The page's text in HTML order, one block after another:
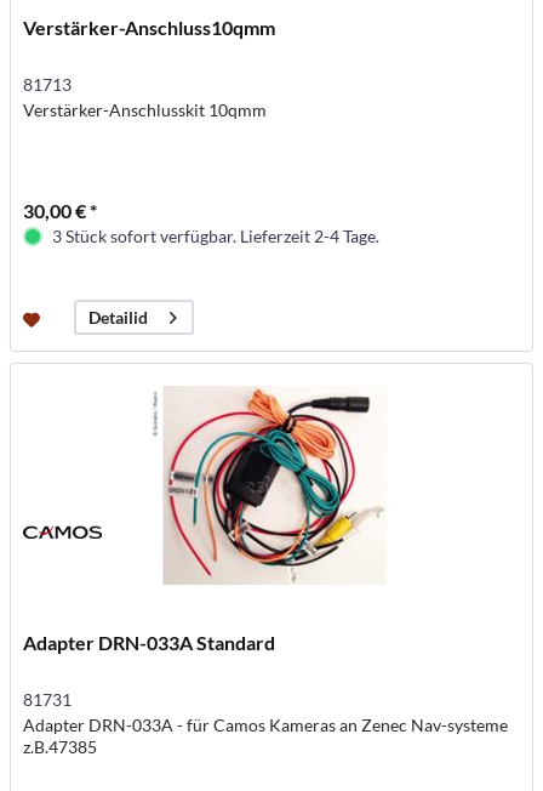
Verstärker-Anschluss10qmm
81713
Verstärker-Anschlusskit 10qmm
30,00 € *
3 Stück sofort verfügbar. Lieferzeit 2-4 Tage.
Detailid
Adapter DRN-033A Standard
81731
Adapter DRN-033A - für Camos Kameras an Zenec Nav-systeme
z.B.47385